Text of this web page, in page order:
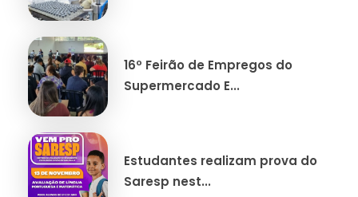
16º Feirão de Empregos do
Supermercado E...
Estudantes realizam prova do
Saresp nest...